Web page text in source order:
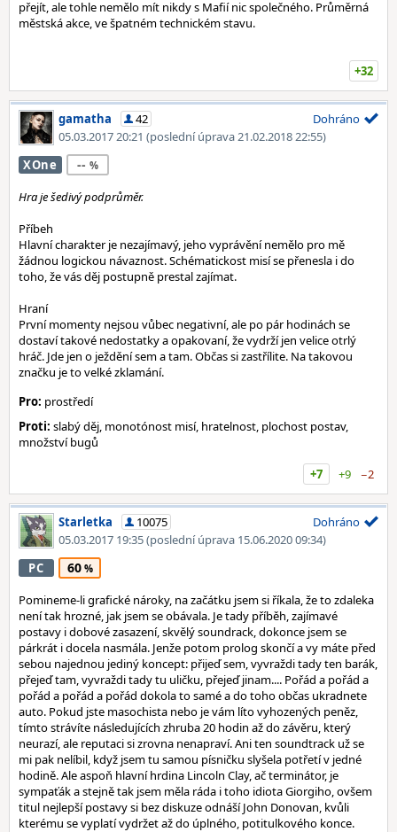
přejít, ale tohle nemělo mít nikdy s Mafií nic společného. Průměrná
městská akce, ve špatném technickém stavu.
+32
gamatha
42
05.03.2017 20:21 (poslední úprava 21.02.2018 22:55)
Dohráno
XOne --
Hra je šedivý podprůměr.
Příbeh
Hlavní charakter je nezajímavý, jeho vyprávění nemělo pro mě
žádnou logickou návaznost. Schématickost misí se přenesla i do
toho, že vás děj postupně prestal zajímat.
Hraní
První momenty nejsou vůbec negativní, ale po pár hodinách se
dostaví takové nedostatky a opakovaní, že vydrží jen velice otrlý
hráč. Jde jen o ježdění sem a tam. Občas si zastřílite. Na takovou
značku je to velké zklamání.
Pro: prostředí
Proti: slabý děj, monotónost misí, hratelnost, plochost postav,
množství bugů
+7
+9 −2
Starletka
10075
05.03.2017 19:35(poslední úprava 15.06.2020 09:34)
Dohráno
PC 60
Pomineme-li grafické nároky, na začátku jsem si říkala, že to zdaleka
není tak hrozné, jak jsem se obávala. Je tady příběh, zajímavé
postavy i dobové zasazení, skvělý soundrack, dokonce jsem se
párkrát i docela nasmála. Jenže potom prolog skončí a vy máte před
sebou najednou jediný koncept: přijeď sem, vyvraždi tady ten barák,
přejeď tam, vyvraždi tady tu uličku, přejeď jinam.... Pořád a pořád a
pořád a pořád a pořád dokola to samé a do toho občas ukradnete
auto. Pokud jste masochista nebo je vám líto vyhozených peněz,
tímto strávíte následujících zhruba 20 hodin až do závěru, který
neurazí, ale reputaci si zrovna nenapraví. Ani ten soundtrack už se
mi pak nelíbil, když jsem tu samou písničku slyšela potřetí v jedné
hodině. Ale aspoň hlavní hrdina Lincoln Clay, ač terminátor, je
sympaťák a stejně tak jsem měla ráda i toho idiota Giorgiho, ovšem
titul nejlepší postavy si bez diskuze odnáší John Donovan, kvůli
kterému se vyplatí vydržet až do úplného, potitulkového konce.